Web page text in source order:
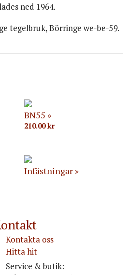
ned 1964.
tegelbruk, Börringe we-be-59.
BN55
210.00kr
Infästningar
Kontakta oss
Hitta hit
Service & butik: